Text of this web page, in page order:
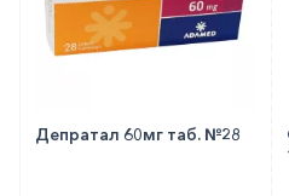
Депратал 60мг таб. №28